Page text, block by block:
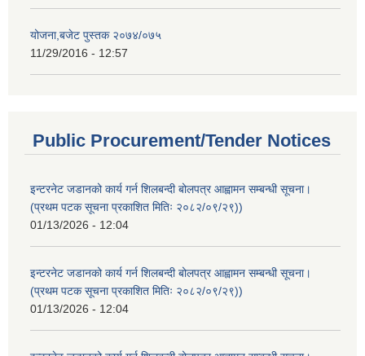
योजना,बजेट पुस्तक २०७४/०७५
11/29/2016 - 12:57
Public Procurement/Tender Notices
इन्टरनेट जडानको कार्य गर्न शिलबन्दी बोलपत्र आह्वामन सम्बन्धी सूचना।
(प्रथम पटक सूचना प्रकाशित मितिः २०८२/०९/२९))
01/13/2026 - 12:04
इन्टरनेट जडानको कार्य गर्न शिलबन्दी बोलपत्र आह्वामन सम्बन्धी सूचना।
(प्रथम पटक सूचना प्रकाशित मितिः २०८२/०९/२९))
01/13/2026 - 12:04